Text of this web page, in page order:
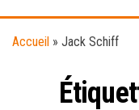
Accueil » Jack Schiff